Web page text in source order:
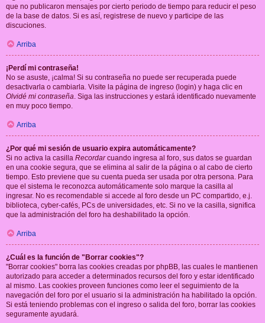
que no publicaron mensajes por cierto periodo de tiempo para reducir el peso
de la base de datos. Si es así, registrese de nuevo y participe de las
discuciones.
Arriba
¡Perdí mi contraseña!
No se asuste, ¡calma! Si su contraseña no puede ser recuperada puede
desactivarla o cambiarla. Visite la página de ingreso (login) y haga clic en
Olvidé mi contraseña. Siga las instrucciones y estará identificado nuevamente
en muy poco tiempo.
Arriba
¿Por qué mi sesión de usuario expira automáticamente?
Si no activa la casilla Recordarcuando ingresa al foro, sus datos se guardan
en una cookie segura, que se elimina al salir de la página o al cabo de cierto
tiempo. Esto previene que su cuenta pueda ser usada por otra persona. Para
que el sistema le reconozca automáticamente solo marque la casilla al
ingresar. No es recomendable si accede al foro desde un PC compartido, e.j.
biblioteca, cyber-cafés, PCs de universidades, etc. Si no ve la casilla, significa
que la administración del foro ha deshabilitado la opción.
Arriba
¿Cuál es la función de "Borrar cookies"?
"Borrar cookies" borra las cookies creadas por phpBB, las cuales le mantienen
autorizado para acceder a determinados recursos del foro y estar identificado
al mismo. Las cookies proveen funciones como leer el seguimiento de la
navegación del foro por el usuario si la administración ha habilitado la opción.
Si está teniendo problemas con el ingreso o salida del foro, borrar las cookies
seguramente ayudará.